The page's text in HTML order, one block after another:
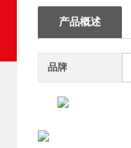
产品概述
品牌